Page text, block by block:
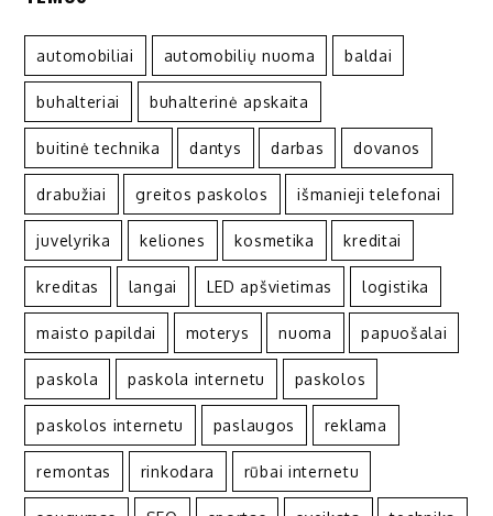
automobiliai automobilių nuoma baldai
buhalteriai buhalterinė apskaita
buitinė technika dantys darbas dovanos
drabužiai greitos paskolos išmanieji telefonai
juvelyrika keliones kosmetika kreditai
kreditas langai LED apšvietimas logistika
maisto papildai moterys nuoma papuošalai
paskola paskola internetu paskolos
paskolos internetu paslaugos reklama
remontas rinkodara rūbai internetu